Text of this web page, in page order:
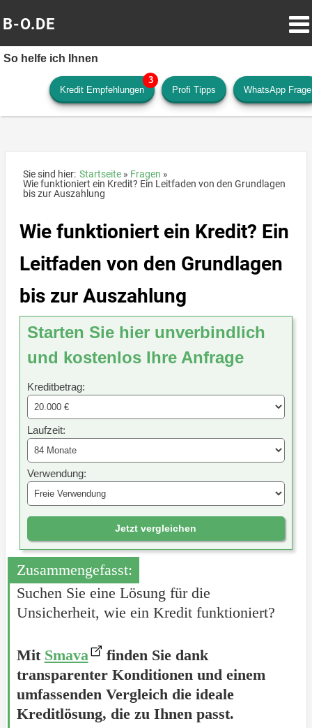
B-O.DE
So helfe ich Ihnen
Kredit Empfehlungen Profi Tipps WhatsApp Frage
Sie sind hier: Startseite
Fragen
Wie funktioniert ein Kredit? Ein Leitfaden von den Grundlagen
bis zur Auszahlung
Wie funktioniert ein Kredit? Ein
Leitfaden von den Grundlagen
bis zur Auszahlung
Starten Sie hier unverbindlich
und kostenlos Ihre Anfrage
Kreditbetrag:
Laufzeit:
Verwendung:
Jetzt vergleichen
Zusammengefasst:
Suchen Sie eine Lösung für die
Unsicherheit, wie ein Kredit funktioniert?
Mit Smava
finden Sie dank
transparenter Konditionen und einem
umfassenden Vergleich die ideale
Kreditlösung, die zu Ihnen passt.